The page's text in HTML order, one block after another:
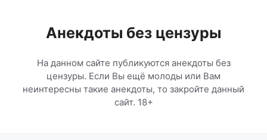
содержимомуАнекдоты без цензуры
На данном сайте публикуются анекдоты без
цензуры. Если Вы ещё молоды или Вам
неинтересны такие анекдоты, то закройте данный
сайт. 18+